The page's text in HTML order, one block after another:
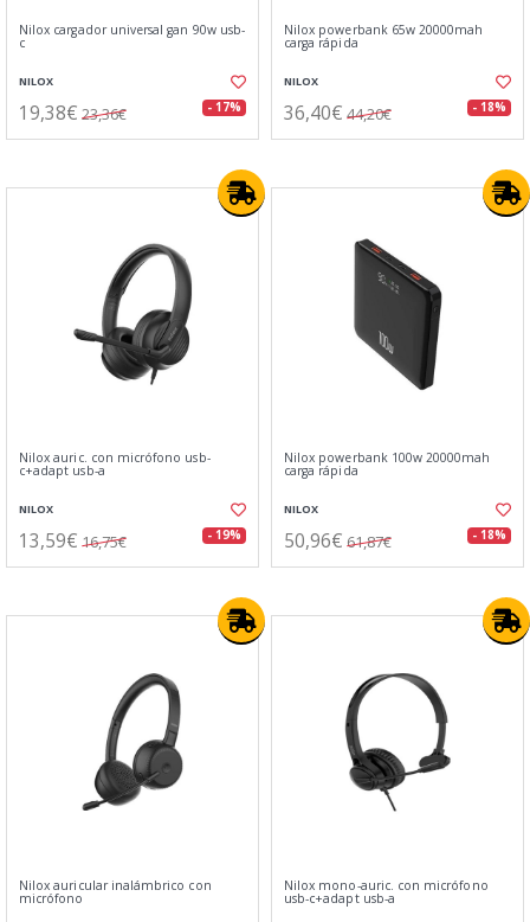
Nilox cargador universal gan 90w usb-
c
NILOX
19,38€ 23,36€ - 17%
Nilox powerbank 65w 20000mah
carga rápida
NILOX
36,40€ 44,20€ - 18%
Nilox auric. con micrófono usb-
c+adapt usb-a
NILOX
13,59€ 16,75€ - 19%
Nilox powerbank 100w 20000mah
carga rápida
NILOX
50,96€ 61,87€ - 18%
Nilox auricular inalámbrico con
micrófono
Nilox mono-auric. con micrófono
usb-c+adapt usb-a